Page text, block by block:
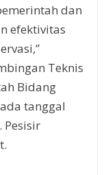
dan
efektivitas
Teknis
Bidang
tanggal
Pesisir